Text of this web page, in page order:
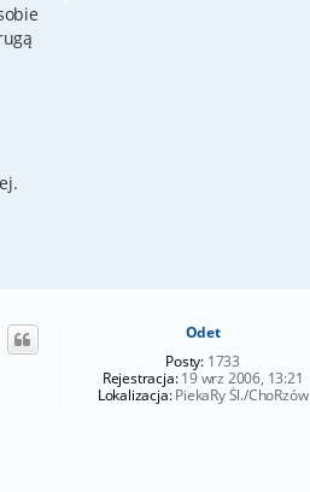
Odet
Posty: 1733
Rejestracja:19 wrz 2006, 13:21
Lokalizacja:PiekaRy Śl./ChoRzów